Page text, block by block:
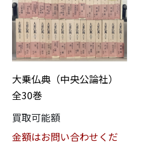
大乗仏典（中央公論社）
全30巻
買取可能額
金額はお問い合わせくだ